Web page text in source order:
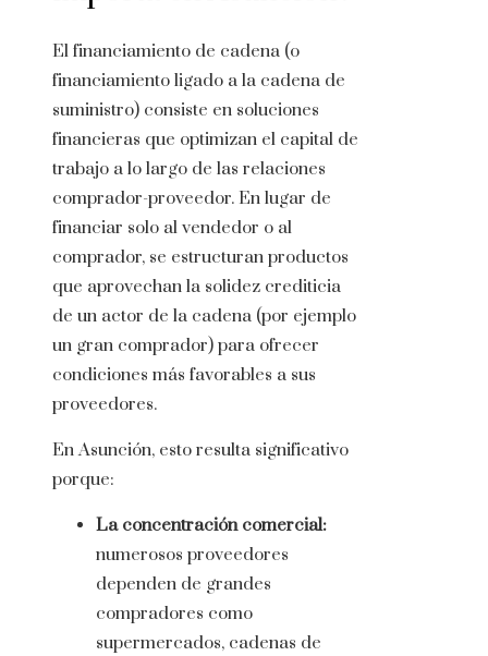
El financiamiento de cadena (o
financiamiento ligado a la cadena de
suministro) consiste en soluciones
financieras que optimizan el capital de
trabajo a lo largo de las relaciones
comprador-proveedor. En lugar de
financiar solo al vendedor o al
comprador, se estructuran productos
que aprovechan la solidez crediticia
de un actor de la cadena (por ejemplo
un gran comprador) para ofrecer
condiciones más favorables a sus
proveedores.
En Asunción, esto resulta significativo
porque:
La concentración comercial:
numerosos proveedores
dependen de grandes
compradores como
supermercados, cadenas de